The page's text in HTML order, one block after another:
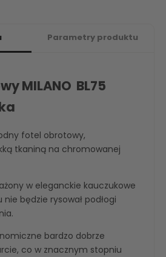
Parametry produktu
MILANO BL75
fotel obrotowy,
tkaniną na chromowanej
w eleganckie kauczukowe
nie będzie rysował podłogi
bardzo dobrze
co w znacznym stopniu